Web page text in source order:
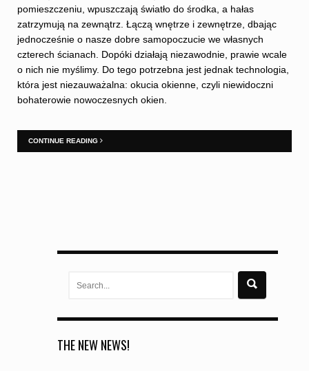
pomieszczeniu, wpuszczają światło do środka, a hałas
zatrzymują na zewnątrz. Łączą wnętrze i zewnętrze, dbając
jednocześnie o nasze dobre samopoczucie we własnych
czterech ścianach. Dopóki działają niezawodnie, prawie wcale
o nich nie myślimy. Do tego potrzebna jest jednak technologia,
która jest niezauważalna: okucia okienne, czyli niewidoczni
bohaterowie nowoczesnych okien.
CONTINUE READING
THE NEW NEWS!